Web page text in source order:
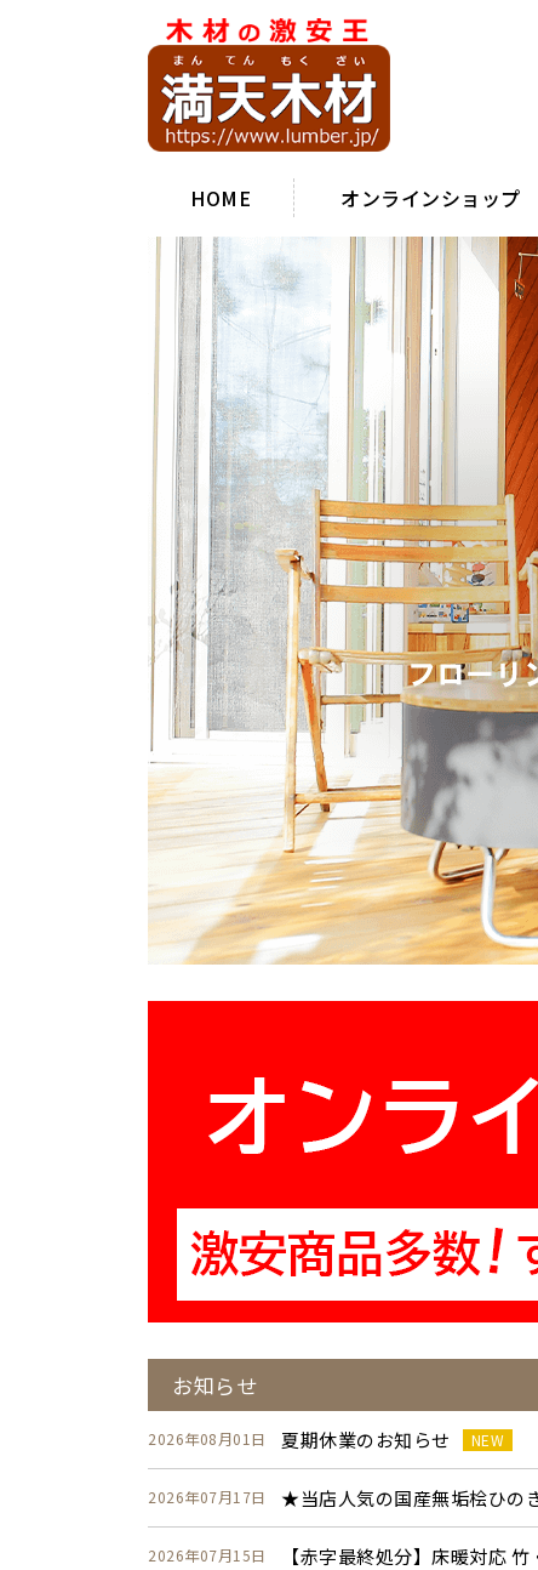
HOME オンラインショップ
お知らせ
2026年08月01日 夏期休業のお知らせ NEW
2026年07月17日 ★当店人気の国産無垢桧ひの
2026年07月15日
【赤字最終処分】床暖対応